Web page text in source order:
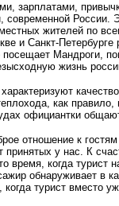
зарплатами,
современной
жителей по
Санкт-Петербурге
Мандроги,
жизнь
как
официантки
отношение к
у нас. К
когда турист
обнаруживает
турист вместо